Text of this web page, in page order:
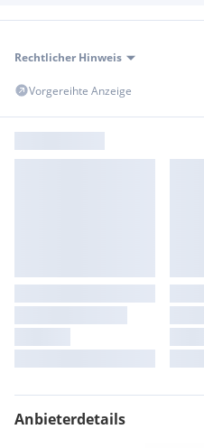
Rechtlicher Hinweis
Vorgereihte Anzeige
Anbieterdetails